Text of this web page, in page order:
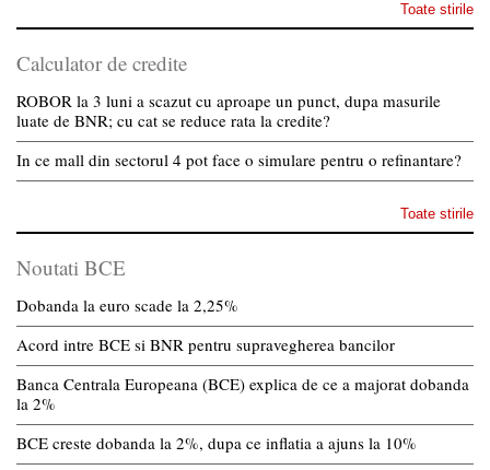
Toate stirile
Calculator de credite
ROBOR la 3 luni a scazut cu aproape un punct, dupa masurile
luate de BNR; cu cat se reduce rata la credite?
In ce mall din sectorul 4 pot face o simulare pentru o refinantare?
Toate stirile
Noutati BCE
Dobanda la euro scade la 2,25%
Acord intre BCE si BNR pentru supravegherea bancilor
Banca Centrala Europeana (BCE) explica de ce a majorat dobanda
la 2%
BCE creste dobanda la 2%, dupa ce inflatia a ajuns la 10%